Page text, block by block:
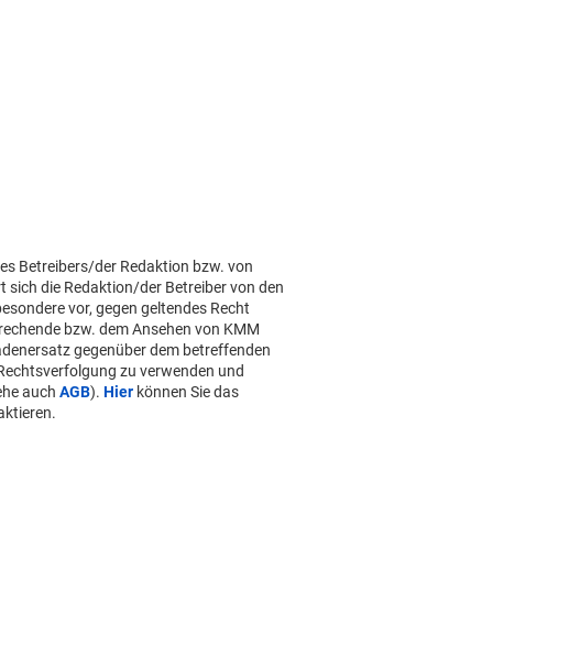
Betreibers/der Redaktion bzw. von
sich die Redaktion/der Betreiber von den
vor, gegen geltendes Recht
bzw. dem Ansehen von KMM
gegenüber dem betreffenden
zu verwenden und
auch AGB). Hier können Sie das